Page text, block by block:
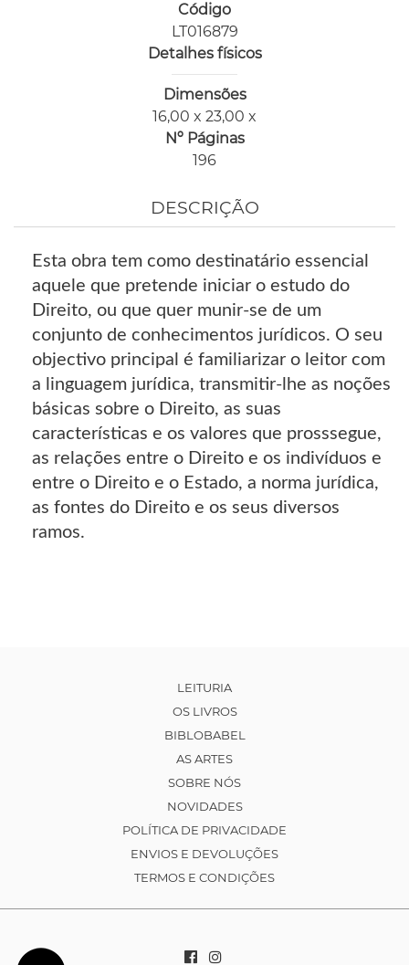
Código
LT016879
Detalhes físicos
Dimensões
16,00 x 23,00 x
Nº Páginas
196
DESCRIÇÃO
Esta obra tem como destinatário essencial
aquele que pretende iniciar o estudo do
Direito, ou que quer munir-se de um
conjunto de conhecimentos jurídicos. O seu
objectivo principal é familiarizar o leitor com
a linguagem jurídica, transmitir-lhe as noções
básicas sobre o Direito, as suas
características e os valores que prosssegue,
as relações entre o Direito e os indivíduos e
entre o Direito e o Estado, a norma jurídica,
as fontes do Direito e os seus diversos
ramos.
LEITURIA
OS LIVROS
BIBLOBABEL
AS ARTES
SOBRE NÓS
NOVIDADES
POLÍTICA DE PRIVACIDADE
ENVIOS E DEVOLUÇÕES
TERMOS E CONDIÇÕES